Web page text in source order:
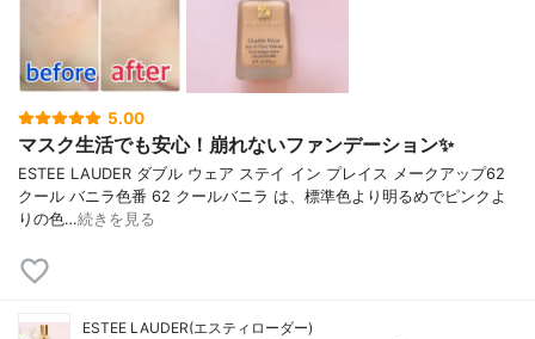
5.00
マスク生活でも安心！崩れないファンデーション✨
ESTEE LAUDER ダブル ウェア ステイ イン プレイス メークアップ62
クール バニラ色番 62 クールバニラ は、標準色より明るめでピンクよ
りの色…続きを見る
ESTEE LAUDER(エスティローダー)